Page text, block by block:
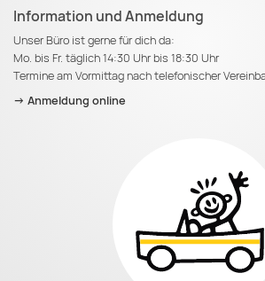
Information und Anmeldung
Unser Büro ist gerne für dich da:
Mo. bis Fr. täglich 14:30 Uhr bis 18:30 Uhr
Termine am Vormittag nach telefonischer
-> Anmeldung online